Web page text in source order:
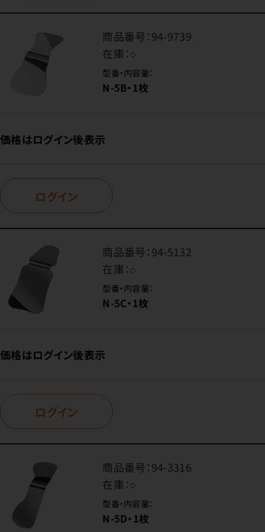
商品番号：94-9739
在庫：○
型番・内容量：
N-5B・1枚
価格はログイン後表示
ログイン
商品番号：94-5132
在庫：○
型番・内容量：
N-5C・1枚
価格はログイン後表示
ログイン
商品番号：94-3316
在庫：○
型番・内容量：
N-5D・1枚